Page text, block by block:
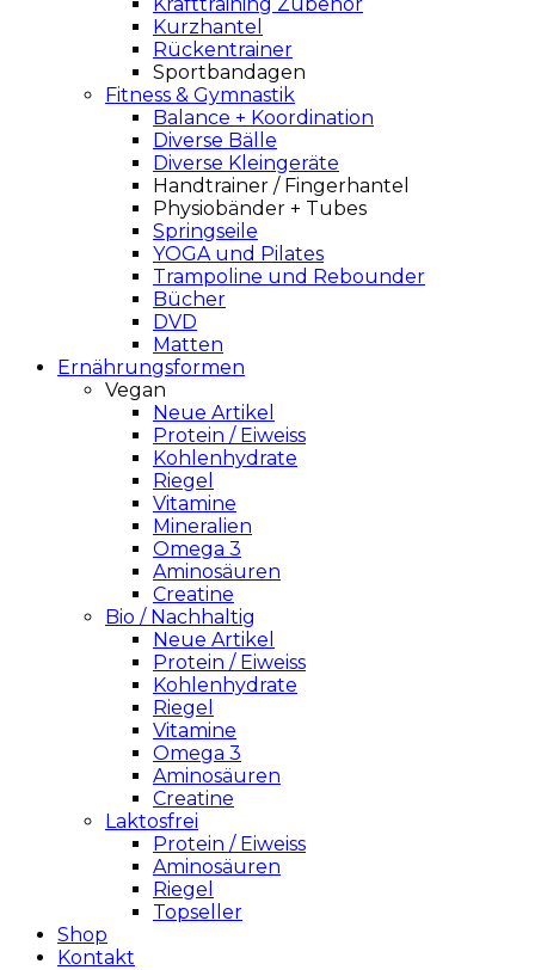
Kurzhantel
Rückentrainer
Sportbandagen
Fitness & Gymnastik
Balance + Koordination
Diverse Bälle
Diverse Kleingeräte
Handtrainer / Fingerhantel
Physiobänder + Tubes
Springseile
YOGA und Pilates
Trampoline und Rebounder
Bücher
DVD
Matten
Ernährungsformen
Vegan
Neue Artikel
Protein / Eiweiss
Kohlenhydrate
Riegel
Vitamine
Mineralien
Omega 3
Aminosäuren
Creatine
Bio / Nachhaltig
Neue Artikel
Protein / Eiweiss
Kohlenhydrate
Riegel
Vitamine
Omega 3
Aminosäuren
Creatine
Laktosfrei
Protein / Eiweiss
Aminosäuren
Riegel
Topseller
Shop
Kontakt